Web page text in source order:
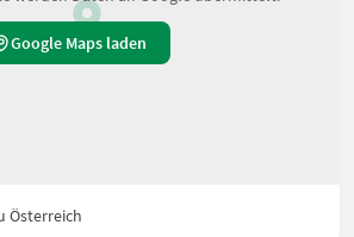
Google Maps laden
Österreich